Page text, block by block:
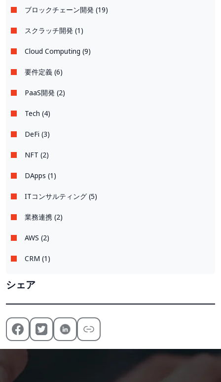
ブロックチェーン開発 (19)
スクラッチ開発 (1)
Cloud Computing (9)
要件定義 (6)
PaaS開発 (2)
Tech (4)
DeFi (3)
NFT (2)
DApps (1)
ITコンサルティング (5)
業務連携 (2)
AWS (2)
CRM (1)
シェア